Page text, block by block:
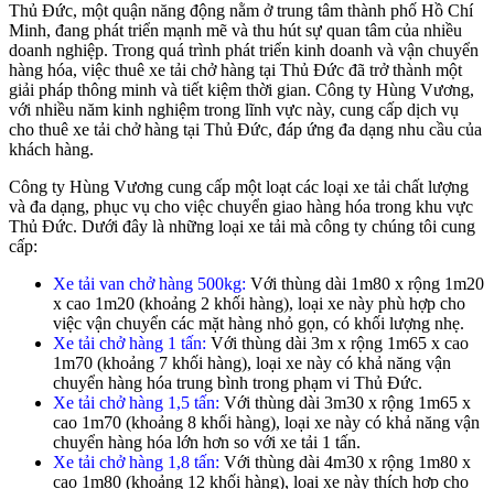
Thủ Đức, một quận năng động nằm ở trung tâm thành phố Hồ Chí
Minh, đang phát triển mạnh mẽ và thu hút sự quan tâm của nhiều
doanh nghiệp. Trong quá trình phát triển kinh doanh và vận chuyển
hàng hóa, việc thuê xe tải chở hàng tại Thủ Đức đã trở thành một
giải pháp thông minh và tiết kiệm thời gian. Công ty Hùng Vương,
với nhiều năm kinh nghiệm trong lĩnh vực này, cung cấp dịch vụ
cho thuê xe tải chở hàng tại Thủ Đức, đáp ứng đa dạng nhu cầu của
khách hàng.
Công ty Hùng Vương cung cấp một loạt các loại xe tải chất lượng
và đa dạng, phục vụ cho việc chuyển giao hàng hóa trong khu vực
Thủ Đức. Dưới đây là những loại xe tải mà công ty chúng tôi cung
cấp:
Xe tải van chở hàng 500kg: Với thùng dài 1m80 x rộng 1m20
x cao 1m20 (khoảng 2 khối hàng), loại xe này phù hợp cho
việc vận chuyển các mặt hàng nhỏ gọn, có khối lượng nhẹ.
Xe tải chở hàng 1 tấn: Với thùng dài 3m x rộng 1m65 x cao
1m70 (khoảng 7 khối hàng), loại xe này có khả năng vận
chuyển hàng hóa trung bình trong phạm vi Thủ Đức.
Xe tải chở hàng 1,5 tấn: Với thùng dài 3m30 x rộng 1m65 x
cao 1m70 (khoảng 8 khối hàng), loại xe này có khả năng vận
chuyển hàng hóa lớn hơn so với xe tải 1 tấn.
Xe tải chở hàng 1,8 tấn: Với thùng dài 4m30 x rộng 1m80 x
cao 1m80 (khoảng 12 khối hàng), loại xe này thích hợp cho